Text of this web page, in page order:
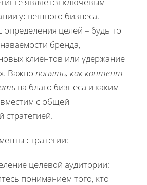
успешного бизнеса.
определения целей – будь то
бренда,
клиентов или удержание
Важно понять, как контент
на благо бизнеса и каким
с общей
стратегией.
стратегии:
целевой аудитории:
пониманием того, кто